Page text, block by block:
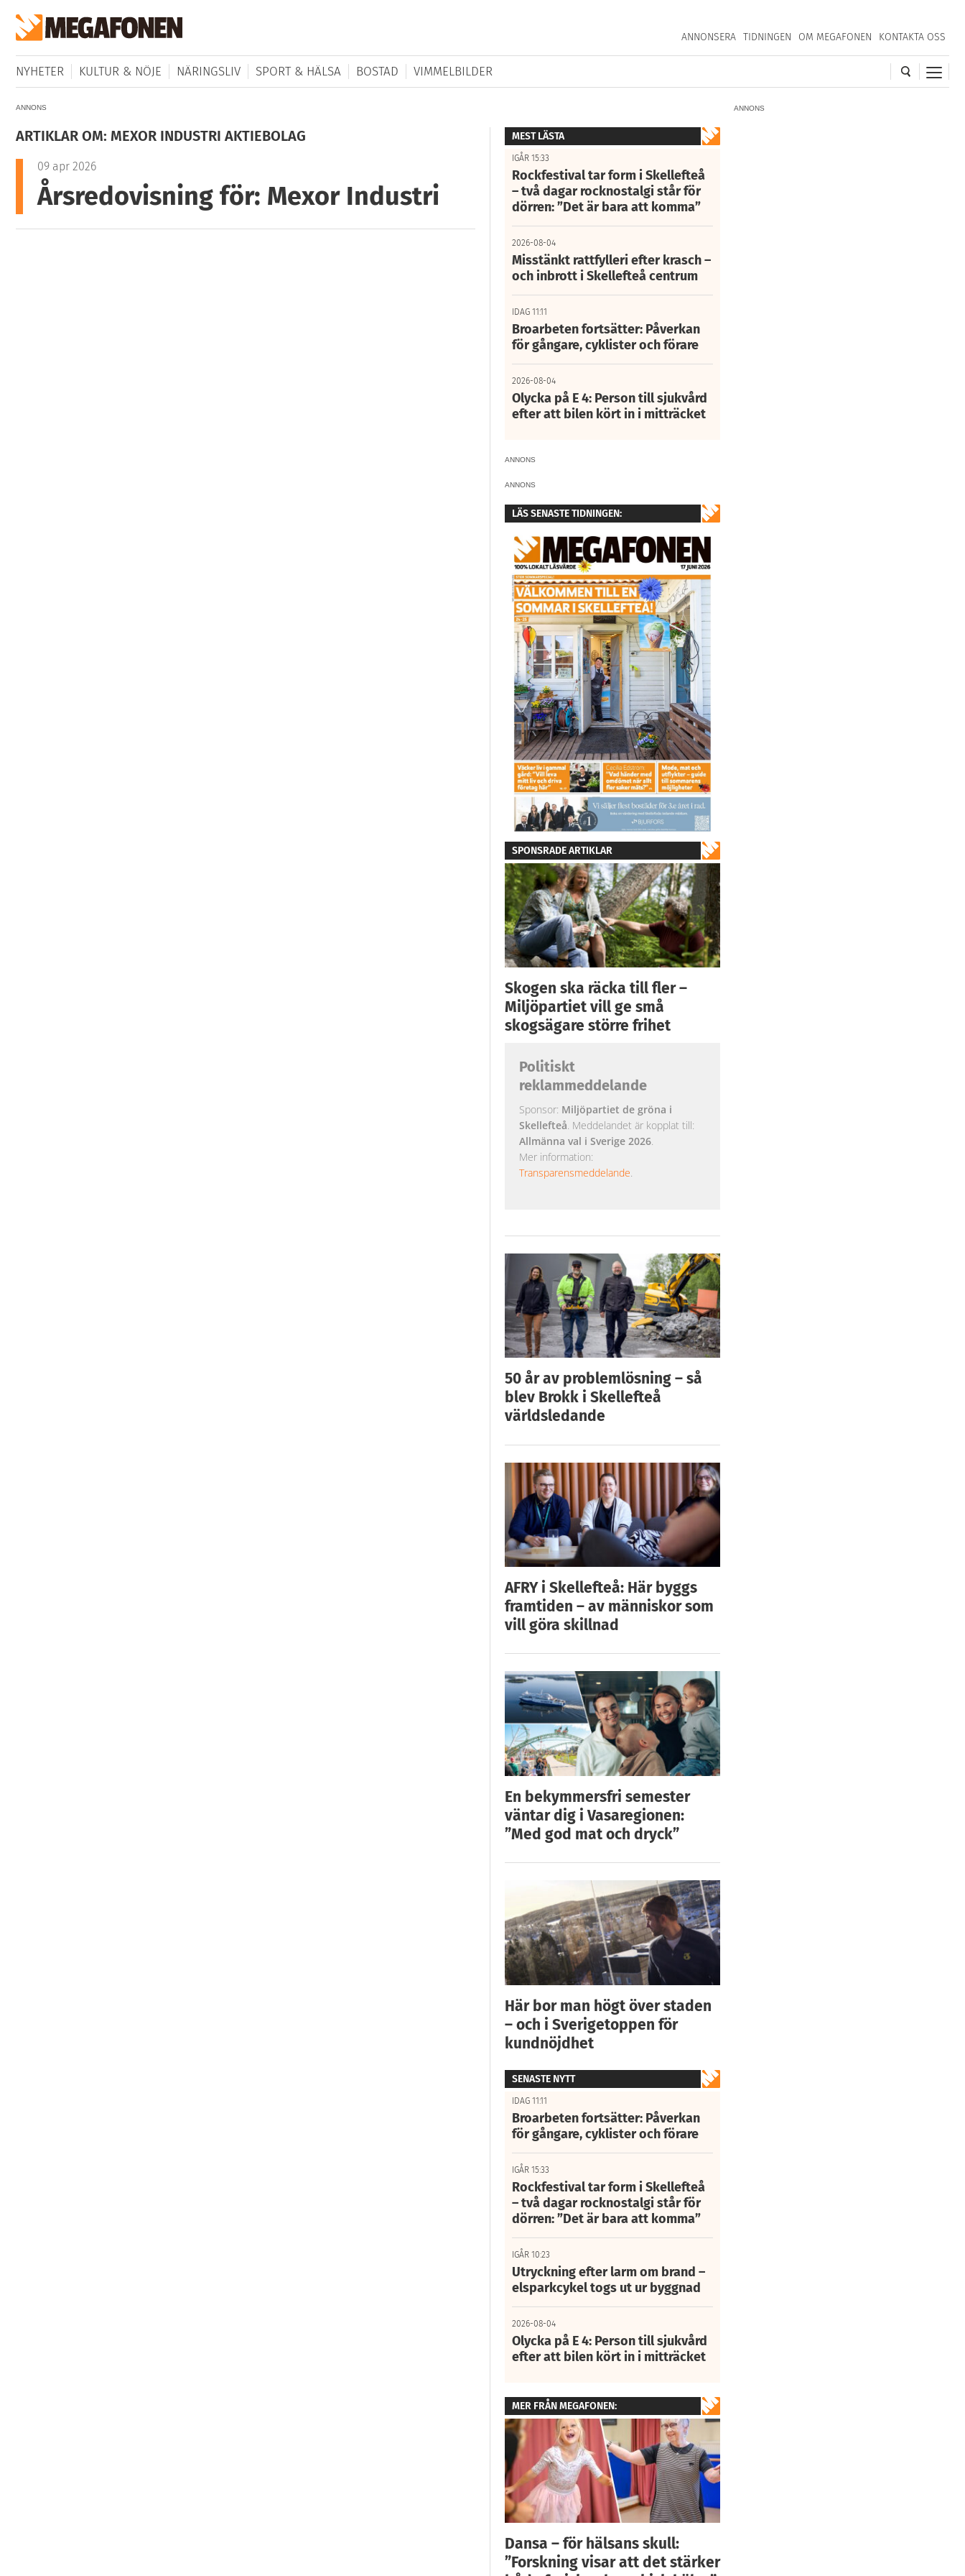
ANNONSERA TIDNINGEN OM MEGAFONEN KONTAKTA OSS
NYHETER KULTUR & NÖJE NÄRINGSLIV SPORT & HÄLSA BOSTAD VIMMELBILDER
ANNONS
ANNONS
ARTIKLAR OM: MEXOR INDUSTRI AKTIEBOLAG
09 apr 2026
Årsredovisning för: Mexor Industri
MEST LÄSTA
IGÅR 15:33
Rockfestival tar form i Skellefteå
– två dagar rocknostalgi står för
dörren: ”Det är bara att komma”
2026-08-04
Misstänkt rattfylleri efter krasch –
och inbrott i Skellefteå centrum
IDAG 11:11
Broarbeten fortsätter: Påverkan
för gångare, cyklister och förare
2026-08-04
Olycka på E 4: Person till sjukvård
efter att bilen kört in i mitträcket
ANNONS
ANNONS
LÄS SENASTE TIDNINGEN:
SPONSRADE ARTIKLAR
Skogen ska räcka till fler –
Miljöpartiet vill ge små
skogsägare större frihet
Politiskt
reklammeddelande
Sponsor: Miljöpartiet de gröna i
Skellefteå. Meddelandet är kopplat till:
Allmänna val i Sverige 2026.
Mer information:
Transparensmeddelande.
50 år av problemlösning – så
blev Brokk i Skellefteå
världsledande
AFRY i Skellefteå: Här byggs
framtiden – av människor som
vill göra skillnad
En bekymmersfri semester
väntar dig i Vasaregionen:
”Med god mat och dryck”
Här bor man högt över staden
– och i Sverigetoppen för
kundnöjdhet
SENASTE NYTT
IDAG 11:11
Broarbeten fortsätter: Påverkan
för gångare, cyklister och förare
IGÅR 15:33
Rockfestival tar form i Skellefteå
– två dagar rocknostalgi står för
dörren: ”Det är bara att komma”
IGÅR 10:23
Utryckning efter larm om brand –
elsparkcykel togs ut ur byggnad
2026-08-04
Olycka på E 4: Person till sjukvård
efter att bilen kört in i mitträcket
MER FRÅN MEGAFONEN:
Dansa – för hälsans skull:
”Forskning visar att det stärker